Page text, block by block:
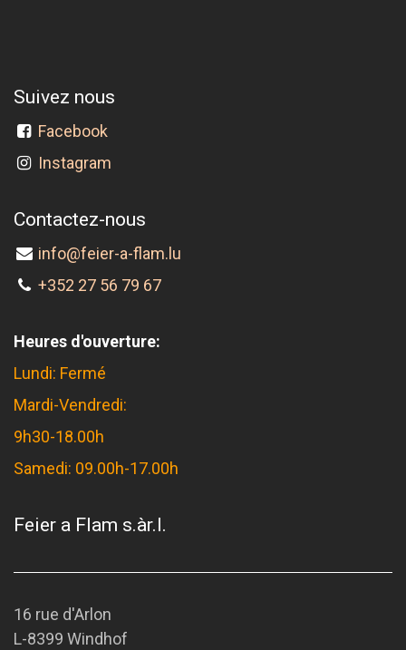
Suivez nous
Facebook
Instagram
Contactez-nous
info@feier-a-flam.lu
+352 27 56 79 67
Heures d'ouverture:
Lundi: Fermé
Mardi-Vendredi:
9h30-18.00h
Samedi: 09.00h-17.00h
Feier a Flam s.àr.l.
16 rue d'Arlon
L-8399 Windhof